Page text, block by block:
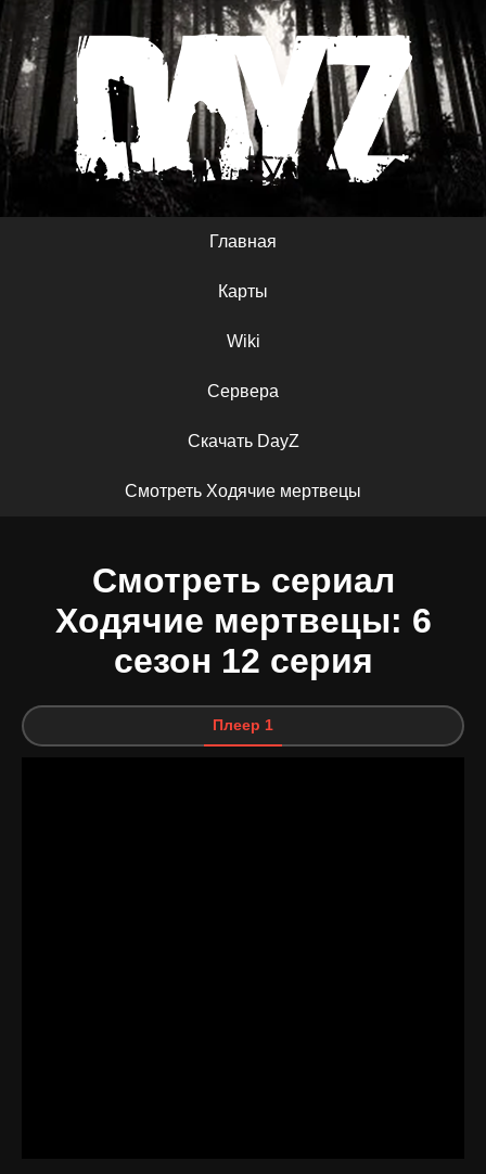
Главная
Карты
Wiki
Сервера
Скачать DayZ
Смотреть Ходячие мертвецы
Смотреть сериал
Ходячие мертвецы: 6
сезон 12 серия
Плеер 1